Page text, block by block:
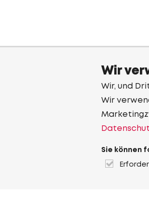
Wir
Wir, und
Wir
Sie können